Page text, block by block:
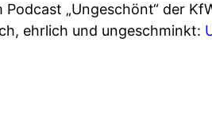
„Ungeschönt“ der
ehrlich und ungeschminkt: